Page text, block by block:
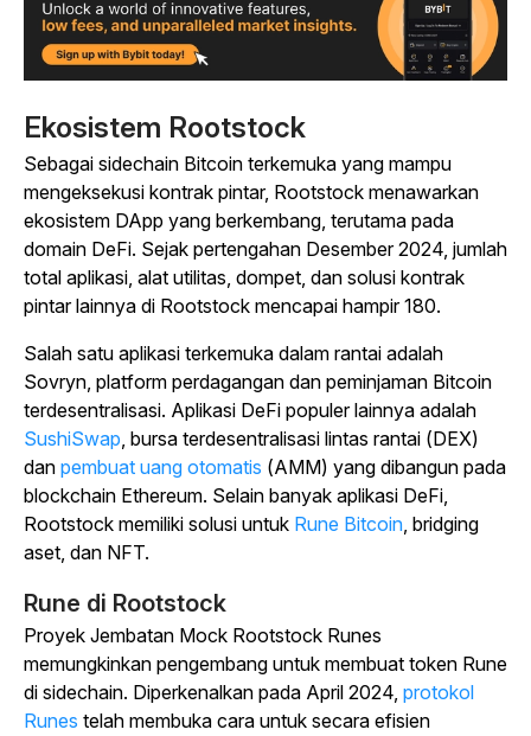
Ekosistem Rootstock
Sebagai sidechain Bitcoin terkemuka yang mampu
mengeksekusi kontrak pintar, Rootstock menawarkan
ekosistem DApp yang berkembang, terutama pada
domain DeFi. Sejak pertengahan Desember 2024, jumlah
total aplikasi, alat utilitas, dompet, dan solusi kontrak
pintar lainnya di Rootstock mencapai hampir 180.
Salah satu aplikasi terkemuka dalam rantai adalah
Sovryn, platform perdagangan dan peminjaman Bitcoin
terdesentralisasi. Aplikasi DeFi populer lainnya adalah
SushiSwap, bursa terdesentralisasi lintas rantai (DEX)
dan pembuat uang otomatis (AMM) yang dibangun pada
blockchain Ethereum. Selain banyak aplikasi DeFi,
Rootstock memiliki solusi untuk Rune Bitcoin, bridging
aset, dan NFT.
Rune di Rootstock
Proyek Jembatan Mock Rootstock Runes
memungkinkan pengembang untuk membuat token Rune
di sidechain. Diperkenalkan pada April 2024, protokol
Runes telah membuka cara untuk secara efisien